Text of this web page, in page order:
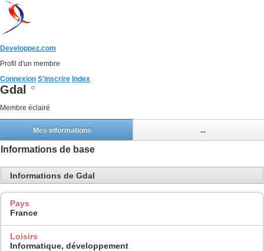
Developpez.com
Profil d'un membre
Connexion S'inscrire Index
Gdal
Membre éclairé
Mes informations ...
Informations de base
Informations de Gdal
Pays
France
Loisirs
Informatique, développement